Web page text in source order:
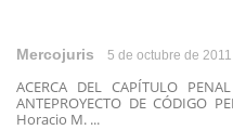
Mercojuris 5 de octubre de 2011
ACERCA DEL CAPÍTULO
ANTEPROYECTO DE
Horacio M. ...